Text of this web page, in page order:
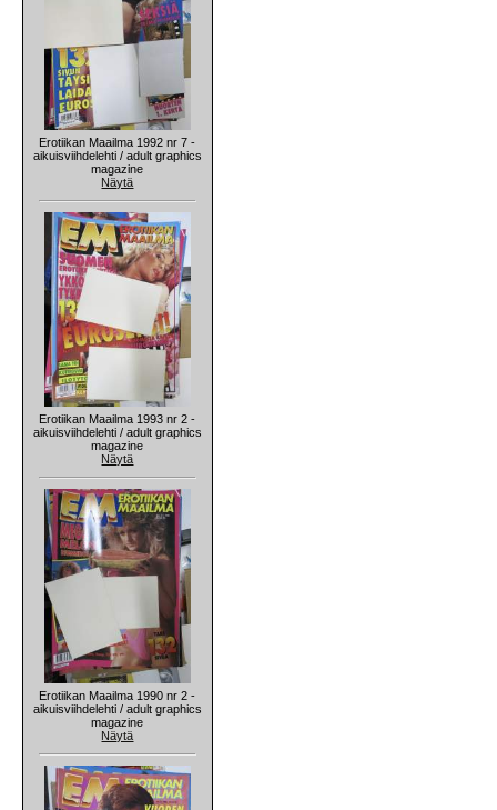
Erotiikan Maailma 1992 nr 7 -
aikuisviihdelehti / adult graphics
magazine
Näytä
Erotiikan Maailma 1993 nr 2 -
aikuisviihdelehti / adult graphics
magazine
Näytä
Erotiikan Maailma 1990 nr 2 -
aikuisviihdelehti / adult graphics
magazine
Näytä